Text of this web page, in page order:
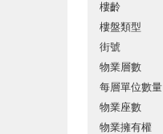
樓齡
樓盤類型
街號
物業層數
每層單位數量
物業座數
物業擁有權